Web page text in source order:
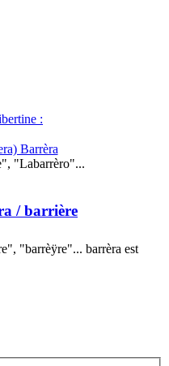
:
Barrèra
"Labarrèro"...
/ barrière
"barrèÿre"... barrèra est